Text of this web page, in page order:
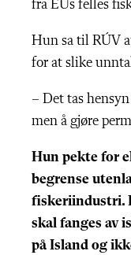
fra EUs felles
Hun sa til RÚV
for at slike
– Det tas
men å gjøre
Hun pekte for
begrense
fiskeriindustri.
skal fanges av
på Island og